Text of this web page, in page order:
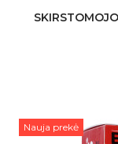
Nauja prekė